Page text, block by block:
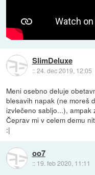
SlimDeluxe
::24. dec 2019, 12:05
Meni osebno deluje
blesavih napak (ne moreš
izvlečeno sabljo...),
Čeprav mi v celem demu
:|
oo7
:: 19. feb 2020, 11:11